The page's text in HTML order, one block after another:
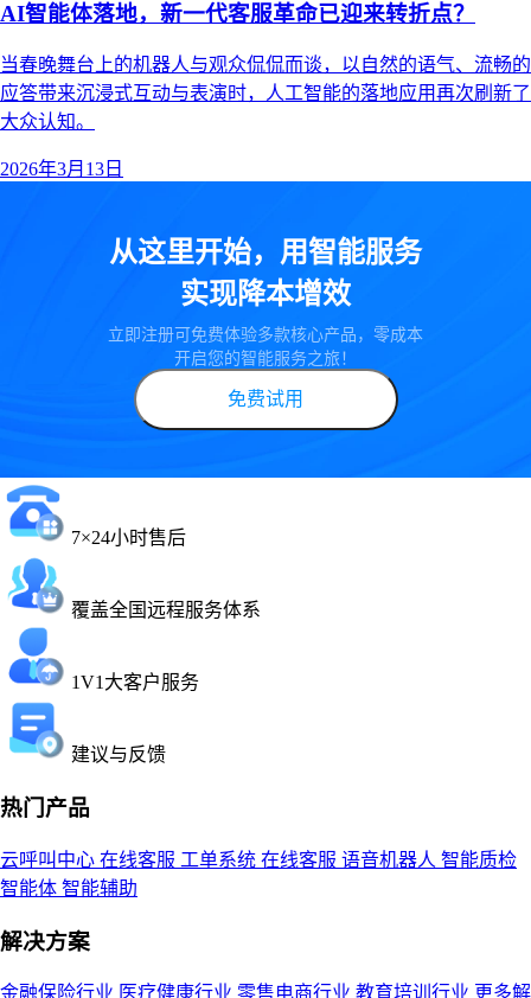
AI智能体落地，新一代客服革命已迎来转折点？
当春晚舞台上的机器人与观众侃侃而谈，以自然的语气、流畅的
应答带来沉浸式互动与表演时，人工智能的落地应用再次刷新了
大众认知。
2026年3月13日
从这里开始，用智能服务
实现降本增效
立即注册可免费体验多款核心产品，零成本
开启您的智能服务之旅！
免费试用
7×24小时售后
覆盖全国远程服务体系
1V1大客户服务
建议与反馈
热门产品
云呼叫中心 在线客服 工单系统 在线客服 语音机器人 智能质检
智能体 智能辅助
解决方案
金融保险行业 医疗健康行业 零售电商行业 教育培训行业 更多解